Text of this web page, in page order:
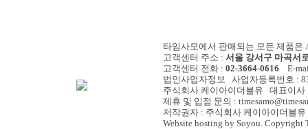
타임사모에서 판매되는 모든 제품은
고객센터 주소 : 서울 강서구 마곡서
고객센터 전화 : 02-3664-0616 E-
법인사업자정보 사업자등록번호 :
주식회사 케이아이더블유 대표이
제휴 및 입점 문의 :
저작권자 : 주식회사 케이아이더블
Website hosting by Soyou. Copyright